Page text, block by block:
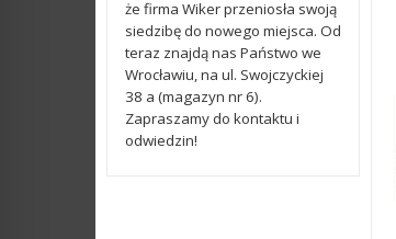
że firma Wiker przeniosła swoją
siedzibę do nowego miejsca. Od
teraz znajdą nas Państwo we
Wrocławiu, na ul. Swojczyckiej
38 a (magazyn nr 6).
Zapraszamy do kontaktu i
odwiedzin!